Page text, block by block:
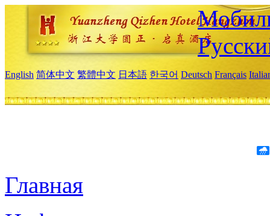
English 简体中文 繁體中文 日本語 한국어 Deutsch Français
Главная